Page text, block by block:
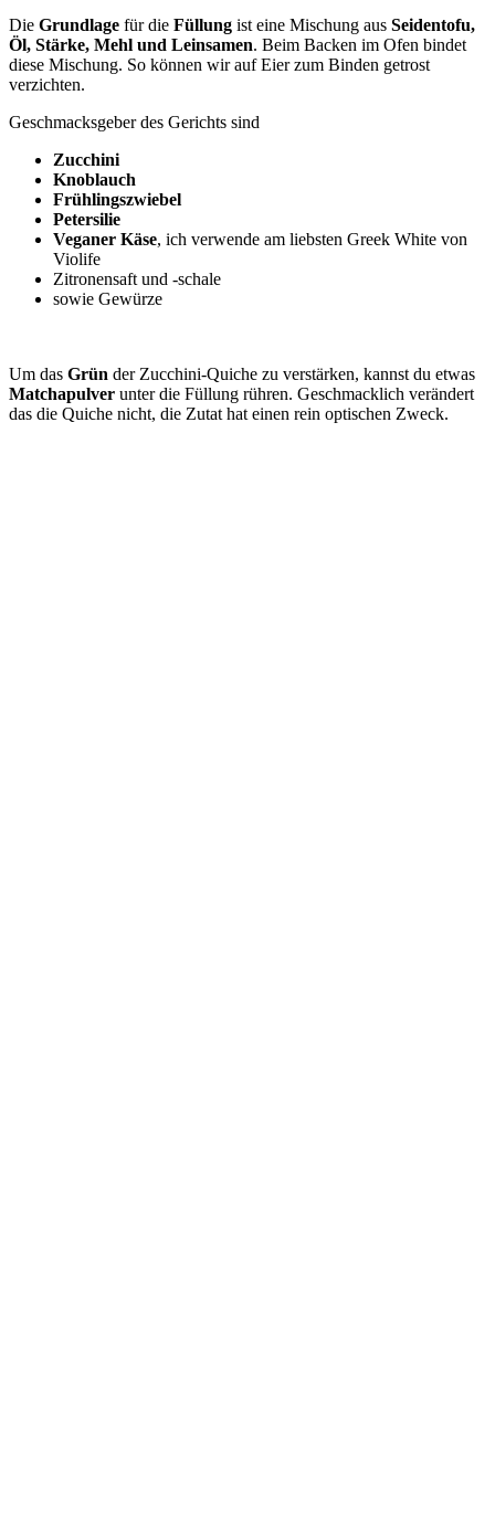
Die Grundlage für die Füllung ist eine Mischung aus Seidentofu,
Öl, Stärke, Mehl und Leinsamen. Beim Backen im Ofen bindet
diese Mischung. So können wir auf Eier zum Binden getrost
verzichten.
Geschmacksgeber des Gerichts sind
Zucchini
Knoblauch
Frühlingszwiebel
Petersilie
Veganer Käse, ich verwende am liebsten Greek White von
Violife
Zitronensaft und -schale
sowie Gewürze
Um das Grün der Zucchini-Quiche zu verstärken, kannst du etwas
Matchapulver unter die Füllung rühren. Geschmacklich verändert
das die Quiche nicht, die Zutat hat einen rein optischen Zweck.